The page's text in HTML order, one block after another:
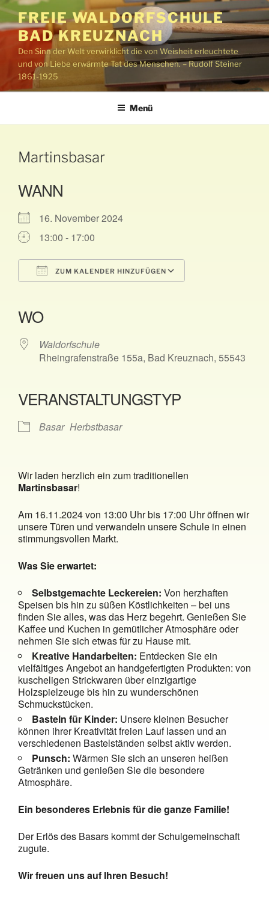
Zum
Inhalt
springen
FREIE WALDORFSCHULE
BAD KREUZNACH
Den Sinn der Welt verwirklicht die von Weisheit erleuchtete
und von Liebe erwärmte Tat des Menschen. – Rudolf Steiner
1861-1925
Menü
Martinsbasar
WANN
16. November 2024
13:00 - 17:00
ZUM KALENDER HINZUFÜGEN
WO
Waldorfschule
Rheingrafenstraße 155a, Bad Kreuznach, 55543
VERANSTALTUNGSTYP
Basar Herbstbasar
Wir laden herzlich ein zum traditionellen
Martinsbasar!
Am 16.11.2024 von 13:00 Uhr bis 17:00 Uhr öffnen wir
unsere Türen und verwandeln unsere Schule in einen
stimmungsvollen Markt.
Was Sie erwartet:
Selbstgemachte Leckereien: Von herzhaften
Speisen bis hin zu süßen Köstlichkeiten – bei uns
finden Sie alles, was das Herz begehrt. Genießen Sie
Kaffee und Kuchen in gemütlicher Atmosphäre oder
nehmen Sie sich etwas für zu Hause mit.
Kreative Handarbeiten: Entdecken Sie ein
vielfältiges Angebot an handgefertigten Produkten: von
kuscheligen Strickwaren über einzigartige
Holzspielzeuge bis hin zu wunderschönen
Schmuckstücken.
Basteln für Kinder: Unsere kleinen Besucher
können ihrer Kreativität freien Lauf lassen und an
verschiedenen Bastelständen selbst aktiv werden.
Punsch: Wärmen Sie sich an unseren heißen
Getränken und genießen Sie die besondere
Atmosphäre.
Ein besonderes Erlebnis für die ganze Familie!
Der Erlös des Basars kommt der Schulgemeinschaft
zugute.
Wir freuen uns auf Ihren Besuch!